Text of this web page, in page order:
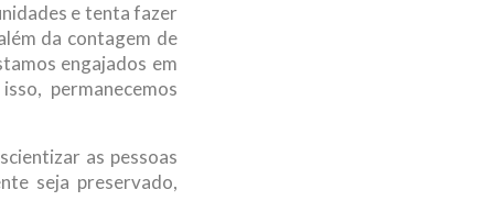
e tenta fazer
da contagem de
engajados em
permanecemos
as pessoas
seja preservado,